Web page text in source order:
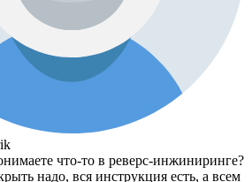
что-то в реверс-инжиниринге?
надо, вся инструкция есть, а всем